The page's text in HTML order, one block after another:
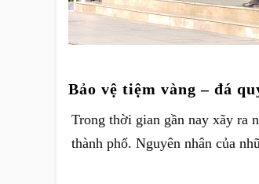
Bảo vệ tiệm vàng – đá
Trong thời gian gần nay xãy ra
thành phố. Nguyên nhân của